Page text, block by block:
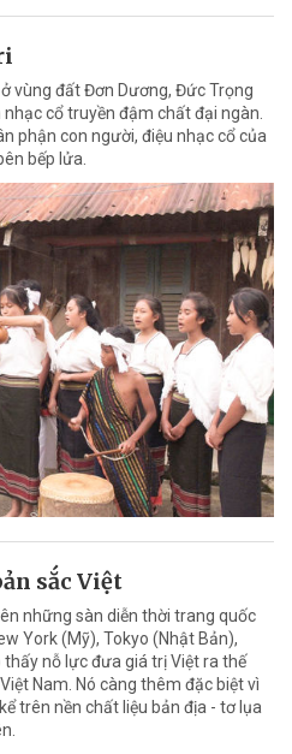
vùng đất Đơn Dương, Đức Trọng
cổ truyền đậm chất đại ngàn.
phận con người, điệu nhạc cổ của
bếp lửa.
sắc Việt
những sàn diễn thời trang quốc
York (Mỹ), Tokyo (Nhật Bản),
nỗ lực đưa giá trị Việt ra thế
Nam. Nó càng thêm đặc biệt vì
trên nền chất liệu bản địa - tơ lụa